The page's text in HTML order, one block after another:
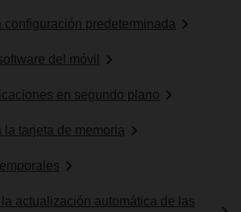
configuración predeterminada
del móvil
en segundo plano
la tarjeta de memoria
actualización automática de las